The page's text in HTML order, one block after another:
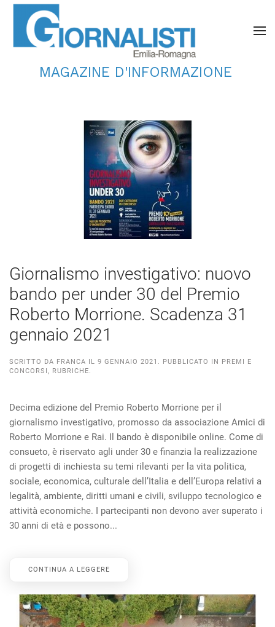
MAGAZINE D'INFORMAZIONE
Giornalismo investigativo: nuovo
bando per under 30 del Premio
Roberto Morrione. Scadenza 31
gennaio 2021
SCRITTO DA FRANCA IL 9 GENNAIO 2021 . PUBBLICATO IN
PREMI E
CONCORSI , RUBRICHE.
Decima edizione del Premio Roberto Morrione per il
giornalismo investigativo, promosso da associazione Amici di
Roberto Morrione e Rai. Il bando è disponibile online. Come di
consueto, è riservato agli under 30 e finanzia la realizzazione
di progetti di inchiesta su temi rilevanti per la vita politica,
sociale, economica, culturale dell’Italia e dell’Europa relativi a
legalità, ambiente, diritti umani e civili, sviluppo tecnologico e
attività economiche. I partecipanti non devono aver superato i
30 anni di età e possono...
CONTINUA A LEGGERE